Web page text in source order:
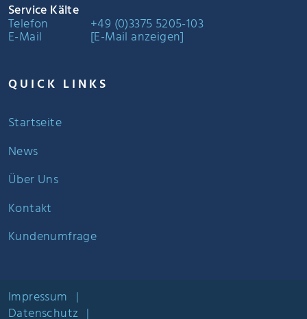
Service Kälte
Telefon +49 (0)3375 5205-103
E-Mail [E-Mail anzeigen]
QUICK LINKS
Startseite
News
Über Uns
Kontakt
Kundenumfrage
Impressum |
Datenschutz |